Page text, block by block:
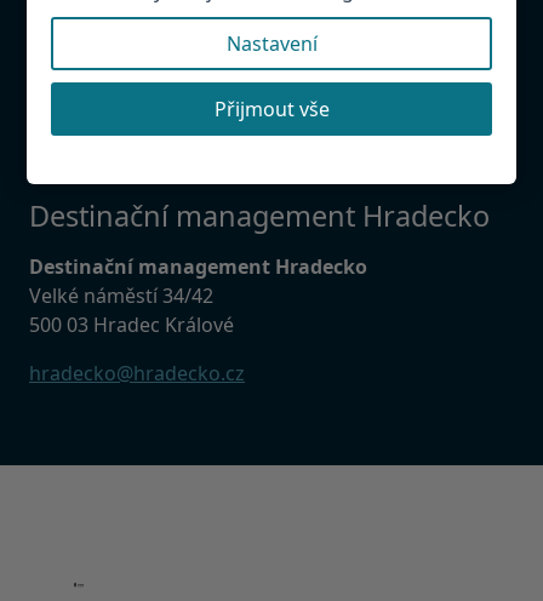
Budeme rádi, když nám ji napíšete, abychom mohli
databázi udržovat aktuální.
Destinační management Hradecko
Destinační management Hradecko
Velké náměstí 34/42
500 03 Hradec Králové
hradecko@hradecko.cz
Nastavení
Přijmout vše